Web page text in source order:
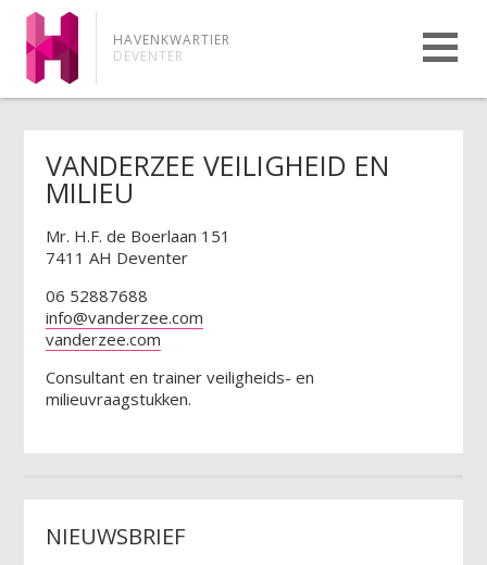
HAVENKWARTIER
DEVENTER
VANDERZEE VEILIGHEID EN
MILIEU
Mr. H.F. de Boerlaan 151
7411 AH Deventer
06 52887688
info@vanderzee.com
vanderzee.com
Consultant en trainer veiligheids- en
milieuvraagstukken.
NIEUWSBRIEF